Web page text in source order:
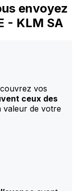
envoyez
- KLM SA
vos
ceux des
valeur de votre